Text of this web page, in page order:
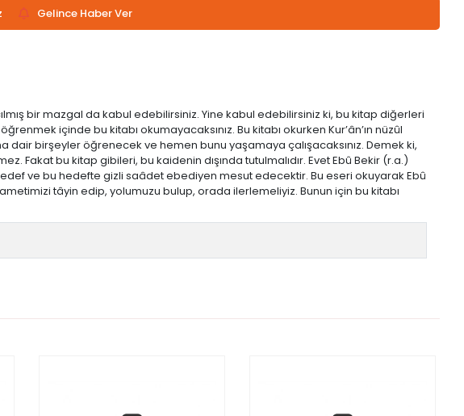
Gelince Haber Ver
bir mazgal da kabul edebilirsiniz. Yine kabul edebilirsiniz ki, bu kitap diğerleri
içinde bu kitabı okumayacaksınız. Bu kitabı okurken Kur’ân’ın nüzûl
birşeyler öğrenecek ve hemen bunu yaşamaya çalışacaksınız. Demek ki,
Fakat bu kitap gibileri, bu kaidenin dışında tutulmalıdır. Evet Ebû Bekir (r.a.)
ve bu hedefte gizli saâdet ebediyen mesut edecektir. Bu eseri okuyarak Ebû
tâyin edip, yolumuzu bulup, orada ilerlemeliyiz. Bunun için bu kitabı